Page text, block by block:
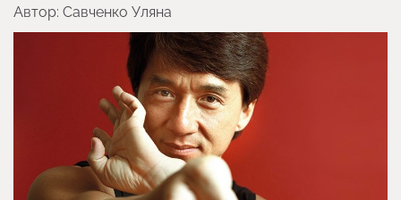
Автор: Савченко Уляна